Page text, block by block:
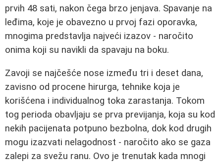
prvih 48 sati, nakon čega brzo jenjava. Spavanje na
leđima, koje je obavezno u prvoj fazi oporavka,
mnogima predstavlja najveći izazov - naročito
onima koji su navikli da spavaju na boku.
Zavoji se najčešće nose između tri i deset dana,
zavisno od procene hirurga, tehnike koja je
korišćena i individualnog toka zarastanja. Tokom
tog perioda obavljaju se prva previjanja, koja su kod
nekih pacijenata potpuno bezbolna, dok kod drugih
mogu izazvati nelagodnost - naročito ako se gaza
zalepi za svežu ranu. Ovo je trenutak kada mnogi